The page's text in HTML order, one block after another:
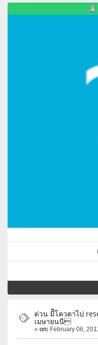
ด่วน มีีโควตาไป
เมษายนนี
« on: February 06,